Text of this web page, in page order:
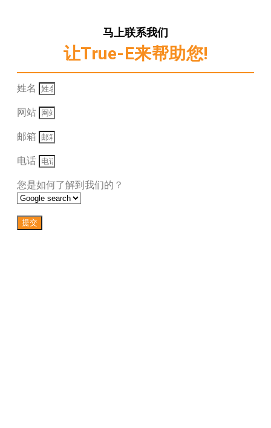
马上联系我们
让True-E来帮助您!
姓名
网站
邮箱
电话
您是如何了解到我们的？
提交